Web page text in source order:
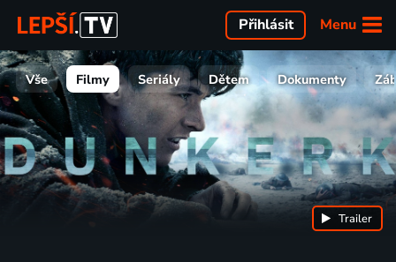
Menu
Přihlásit
Vše Filmy Seriály Dětem Dokumenty
Trailer